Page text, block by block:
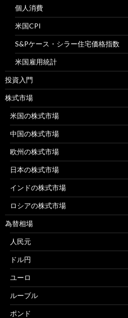
個人消費
米国CPI
S&Pケース・シラー住宅価格指数
米国雇用統計
投資入門
株式市場
米国の株式市場
中国の株式市場
欧州の株式市場
日本の株式市場
インドの株式市場
ロシアの株式市場
為替相場
人民元
ドル円
ユーロ
ルーブル
ポンド